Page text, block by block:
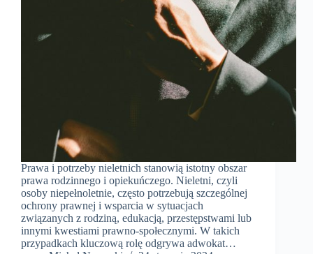
Prawa i potrzeby nieletnich stanowią istotny obszar
prawa rodzinnego i opiekuńczego. Nieletni, czyli
osoby niepełnoletnie, często potrzebują szczególnej
ochrony prawnej i wsparcia w sytuacjach
związanych z rodziną, edukacją, przestępstwami lub
innymi kwestiami prawno-społecznymi. W takich
przypadkach kluczową rolę odgrywa adwokat…